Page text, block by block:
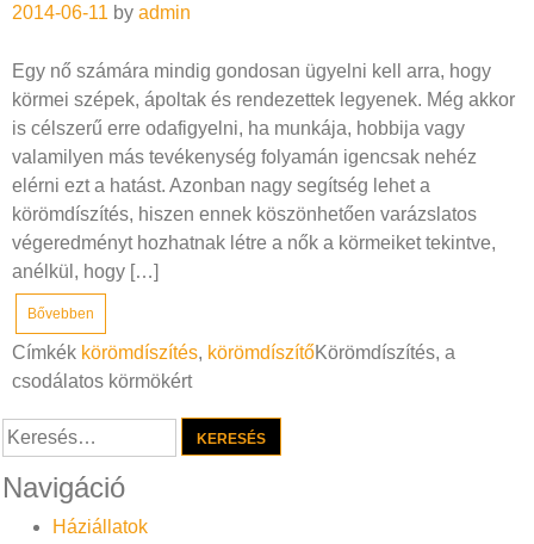
2014-06-11 by admin
Egy nő számára mindig gondosan ügyelni kell arra, hogy
körmei szépek, ápoltak és rendezettek legyenek. Még akkor
is célszerű erre odafigyelni, ha munkája, hobbija vagy
valamilyen más tevékenység folyamán igencsak nehéz
elérni ezt a hatást. Azonban nagy segítség lehet a
körömdíszítés, hiszen ennek köszönhetően varázslatos
végeredményt hozhatnak létre a nők a körmeiket tekintve,
anélkül, hogy […]
Bővebben
Címkék körömdíszítés, körömdíszítőKörömdíszítés, a
csodálatos körmökért
Keresés:
Navigáció
Háziállatok